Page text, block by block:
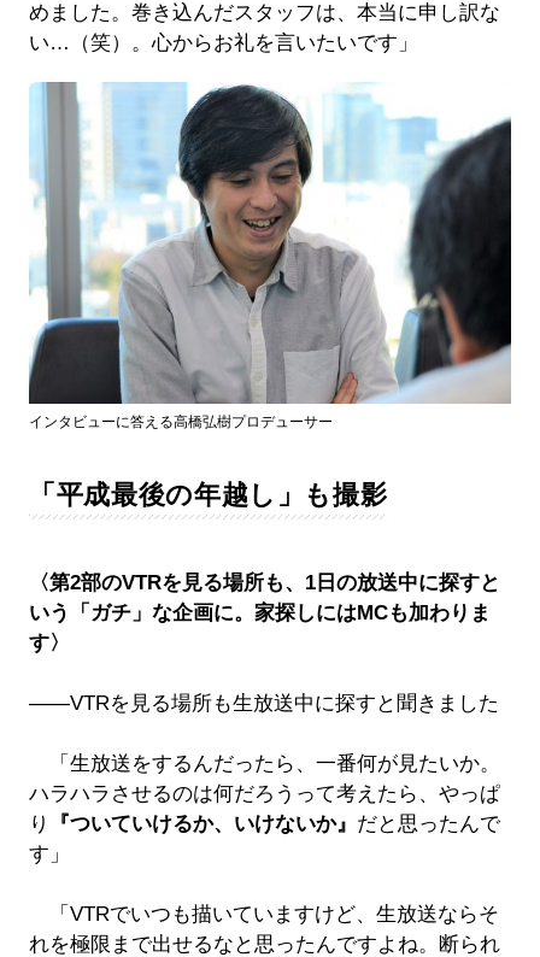
めました。巻き込んだスタッフは、本当に申し訳な
い…（笑）。心からお礼を言いたいです」
インタビューに答える高橋弘樹プロデューサー
「平成最後の年越し」も撮影
〈第2部のVTRを見る場所も、1日の放送中に探すと
いう「ガチ」な企画に。家探しにはMCも加わりま
す〉
――VTRを見る場所も生放送中に探すと聞きました
「生放送をするんだったら、一番何が見たいか。
ハラハラさせるのは何だろうって考えたら、やっぱ
り
『ついていけるか、いけないか』 だと思ったんで
す」
「VTRでいつも描いていますけど、生放送ならそ
れを極限まで出せるなと思ったんですよね。断られ